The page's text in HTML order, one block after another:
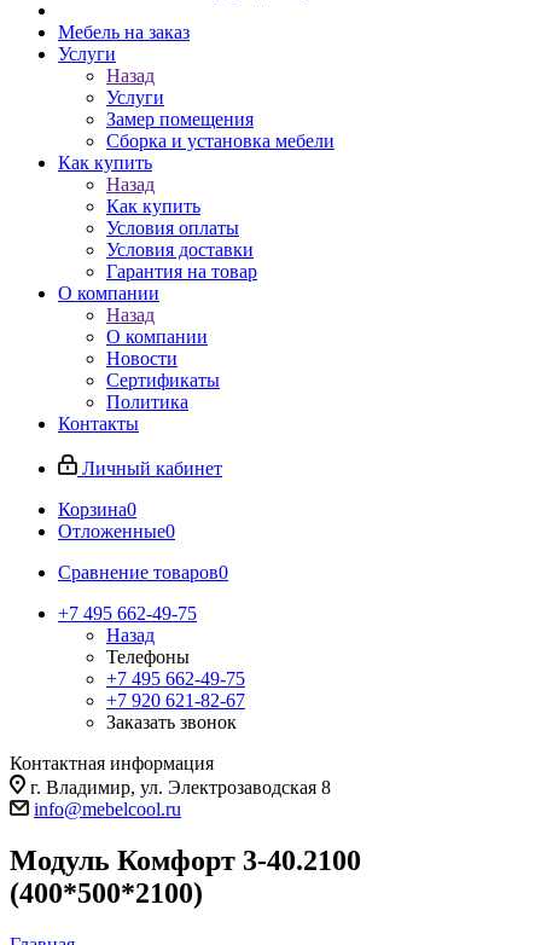
Мебель на заказ
Услуги
Назад
Услуги
Замер помещения
Сборка и установка мебели
Как купить
Назад
Как купить
Условия оплаты
Условия доставки
Гарантия на товар
О компании
Назад
О компании
Новости
Сертификаты
Политика
Контакты
Личный кабинет
Корзина0
Отложенные0
Сравнение товаров0
+7 495 662-49-75
Назад
Телефоны
+7 495 662-49-75
+7 920 621-82-67
Заказать звонок
Контактная информация
г. Владимир, ул. Электрозаводская 8
info@mebelcool.ru
Модуль Комфорт 3-40.2100
(400*500*2100)